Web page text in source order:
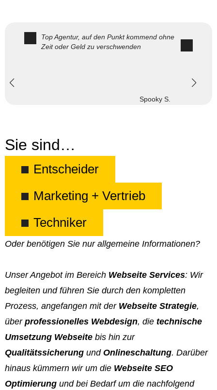
Top Agentur, auf den Punkt kommend ohne
Zeit oder Geld zu verschwenden
Spooky S.
Sie sind…
Entscheider
Marketing + Vertrieb
Techniker
Oder benötigen Sie nur allgemeine Informationen?
Unser Angebot im Bereich Webseite Services: Wir
begleiten und führen Sie durch den kompletten
Prozess, angefangen mit der Webseite Strategie,
überprofessionelles Webdesign, die technische
Umsetzung Webseite bis hin zur
Qualitätssicherung und Onlineschaltung. Darüber
hinaus kümmern wir um die Webseite SEO
Optimierung und bei Bedarf um die nachfolgend